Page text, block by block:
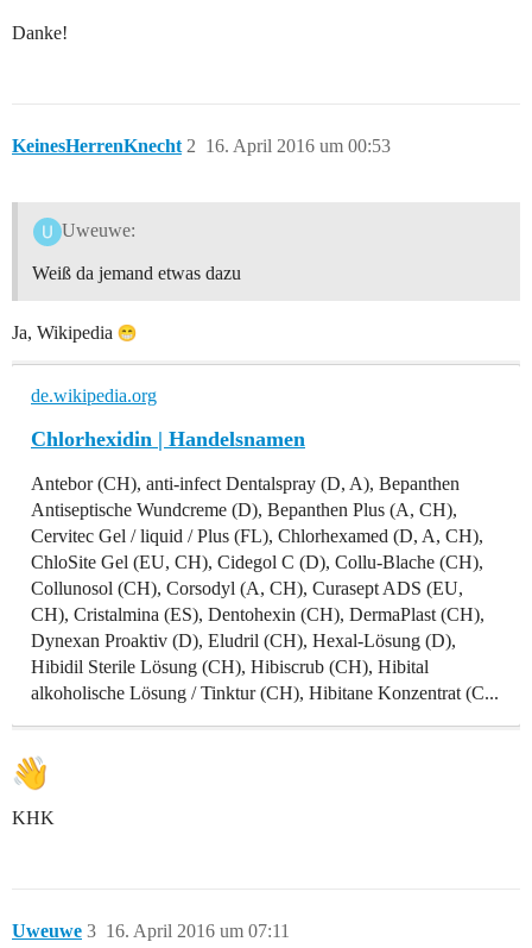
Danke!
KeinesHerrenKnecht 16. April 2016 um 00:53
2
Uweuwe:
Weiß da jemand etwas dazu
Ja, Wikipedia
de.wikipedia.org
Chlorhexidin | Handelsnamen
Antebor (CH), anti-infect Dentalspray (D, A), Bepanthen
Antiseptische Wundcreme (D), Bepanthen Plus (A, CH),
Cervitec Gel / liquid / Plus (FL), Chlorhexamed (D, A, CH),
ChloSite Gel (EU, CH), Cidegol C (D), Collu-Blache (CH),
Collunosol (CH), Corsodyl (A, CH), Curasept ADS (EU,
CH), Cristalmina (ES), Dentohexin (CH), DermaPlast (CH),
Dynexan Proaktiv (D), Eludril (CH), Hexal-Lösung (D),
Hibidil Sterile Lösung (CH), Hibiscrub (CH), Hibital
alkoholische Lösung / Tinktur (CH), Hibitane Konzentrat (C...
KHK
Uweuwe 16. April 2016 um 07:11
3